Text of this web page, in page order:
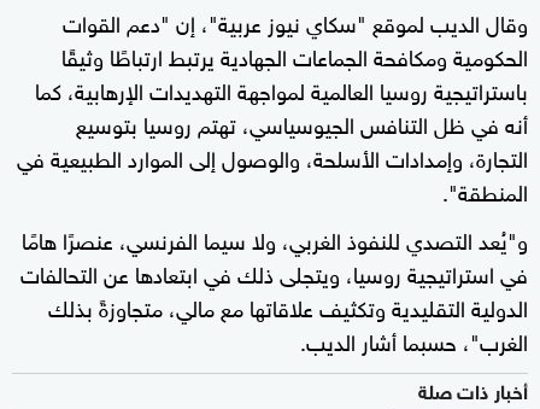
وقال الديب لموقع "سكاي نيوز عربية"، إن "دعم القوات
الحكومية ومكافحة الجماعات الجهادية يرتبط ارتباطًا وثيقًا
باستراتيجية روسيا العالمية لمواجهة التهديدات الإرهابية، كما
أنه في ظل التنافس الجيوسياسي، تهتم روسيا بتوسيع
التجارة، وإمدادات الأسلحة، والوصول إلى الموارد الطبيعية في
المنطقة".
و"يُعد التصدي للنفوذ الغربي، ولا سيما الفرنسي، عنصرًا هامًا
في استراتيجية روسيا، ويتجلى ذلك في ابتعادها عن التحالفات
الدولية التقليدية وتكثيف علاقاتها مع مالي، متجاوزةً بذلك
الغرب"، حسبما أشار الديب.
أخبار ذات صلة